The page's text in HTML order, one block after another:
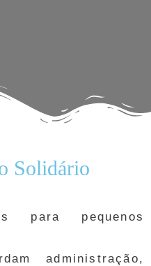
Solidário
para pequenos
administração,